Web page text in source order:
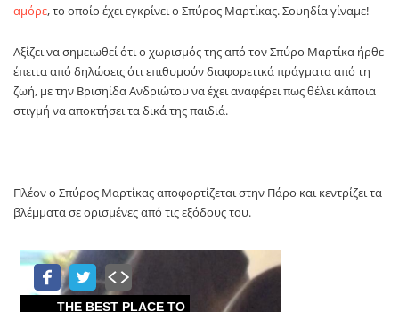
αμόρε, το οποίο έχει εγκρίνει ο Σπύρος Μαρτίκας. Σουηδία γίναμε!
Αξίζει να σημειωθεί ότι ο χωρισμός της από τον Σπύρο Μαρτίκα ήρθε
έπειτα από δηλώσεις ότι επιθυμούν διαφορετικά πράγματα από τη
ζωή, με την Βρισηίδα Ανδριώτου να έχει αναφέρει πως θέλει κάποια
στιγμή να αποκτήσει τα δικά της παιδιά.
Πλέον ο Σπύρος Μαρτίκας αποφορτίζεται στην Πάρο και κεντρίζει τα
βλέμματα σε ορισμένες από τις εξόδους του.